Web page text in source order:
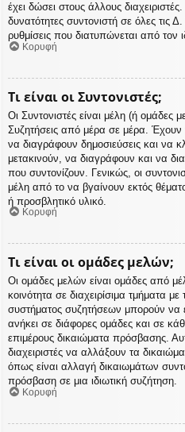
έχει δώσει στους άλλους
δυνατότητες συντονιστή σε όλες τις
ρυθμίσεις που διατυπώνεται από τον
Κορυφή
Τι είναι οι Συντονιστές;
Οι Συντονιστές είναι μέλη (ή ομάδες
Συζητήσεις από μέρα σε μέρα. Έχουν
να διαγράφουν δημοσιεύσεις και να
μετακινούν, να διαγράφουν και να
που συντονίζουν. Γενικώς, οι
μέλη από το να βγαίνουν εκτός
ή προσβλητικό υλικό.
Κορυφή
Τι είναι οι ομάδες μελών;
Οι ομάδες μελών είναι ομάδες από
κοινότητα σε διαχειρίσιμα τμήματα με
συστήματος συζητήσεων μπορούν να
ανήκει σε διάφορες ομάδες και σε
επιμέρους δικαιώματα πρόσβασης.
διαχειριστές να αλλάξουν τα
όπως είναι αλλαγή δικαιωμάτων
πρόσβαση σε μια ιδιωτική συζήτηση.
Κορυφή